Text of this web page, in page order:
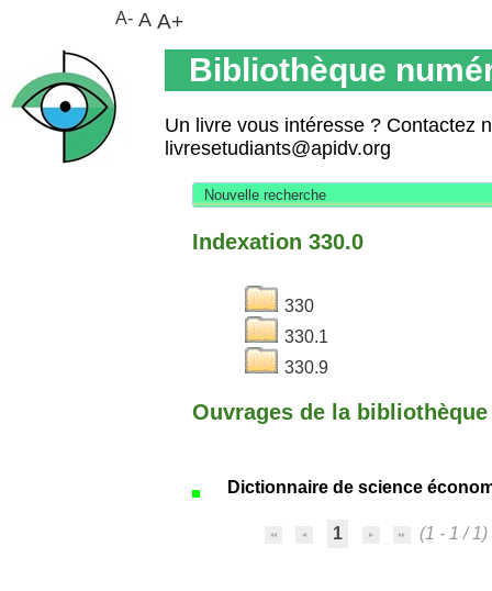
Bibliothèque
Un livre vous intéresse ? Contactez
livresetudiants@apidv.org
Nouvelle recherche
Indexation 330.0
330
330.1
330.9
Ouvrages de la
Dictionnaire de science
1 (1 - 1 / 1)
A- A A+